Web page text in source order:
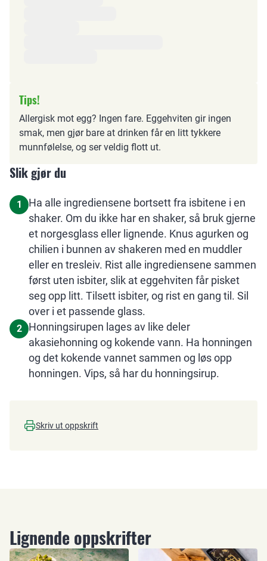
Tips!
Allergisk mot egg? Ingen fare. Eggehviten gir ingen
smak, men gjør bare at drinken får en litt tykkere
munnfølelse, og ser veldig flott ut.
Slik gjør du
1
Ha alle ingrediensene bortsett fra isbitene i en
shaker. Om du ikke har en shaker, så bruk gjerne
et norgesglass eller lignende. Knus agurken og
chilien i bunnen av shakeren med en muddler
eller en tresleiv. Rist alle ingrediensene sammen
først uten isbiter, slik at eggehviten får pisket
seg opp litt. Tilsett isbiter, og rist en gang til. Sil
over i et passende glass.
2
Honningsirupen lages av like deler
akasiehonning og kokende vann. Ha honningen
og det kokende vannet sammen og løs opp
honningen. Vips, så har du honningsirup.
Skriv ut oppskrift
Lignende oppskrifter